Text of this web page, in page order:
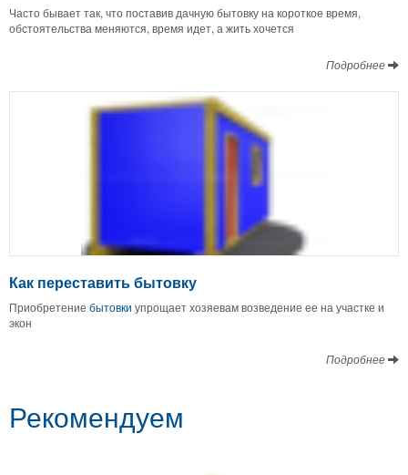
Часто бывает так, что поставив дачную бытовку на короткое время,
обстоятельства меняются, время идет, а жить хочется
Подробнее
Как переставить бытовку
Приобретение бытовки упрощает хозяевам возведение ее на участке и
экон
Подробнее
Рекомендуем